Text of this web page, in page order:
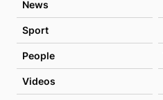
News
Sport
People
Videos